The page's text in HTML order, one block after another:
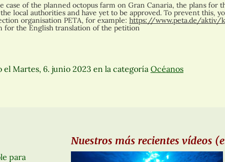
case of the planned octopus farm on Gran Canaria, the plans
local authorities and have yet to be approved. To prevent this,
organisation PETA, for example: https://www.peta.de/aktiv/
for the English translation of the petition
el Martes, 6. junio 2023 en la categoría Océanos
para
Nuestros más recientes vídeos